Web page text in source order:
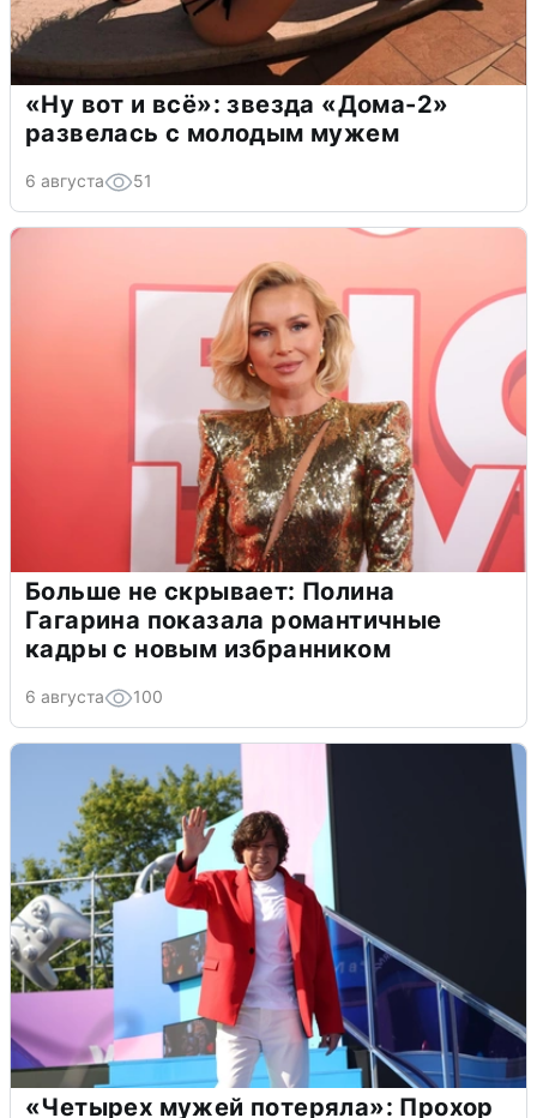
«Ну вот и всё»: звезда «Дома-2»
развелась с молодым мужем
6 августа 51
Больше не скрывает: Полина
Гагарина показала романтичные
кадры с новым избранником
6 августа 100
«Четырех мужей потеряла»: Прохор